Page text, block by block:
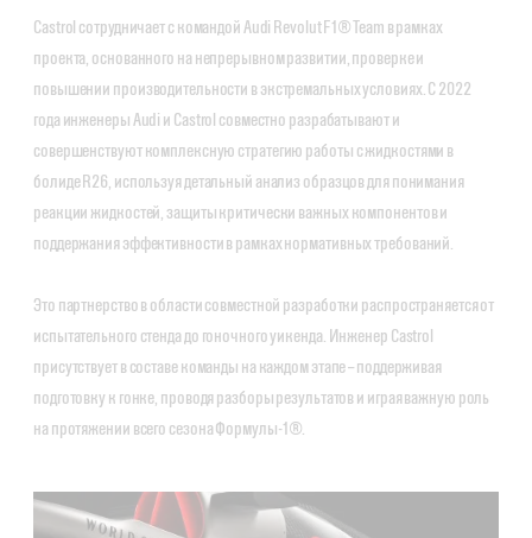
Castrol сотрудничает с командой Audi Revolut F1® Team в рамках
проекта, основанного на непрерывном развитии, проверке и
повышении производительности в экстремальных условиях. С 2022
года инженеры Audi и Castrol совместно разрабатывают и
совершенствуют комплексную стратегию работы с жидкостями в
болиде R26, используя детальный анализ образцов для понимания
реакции жидкостей, защиты критически важных компонентов и
поддержания эффективности в рамках нормативных требований.
Это партнерство в области совместной разработки распространяется от
испытательного стенда до гоночного уикенда. Инженер Castrol
присутствует в составе команды на каждом этапе – поддерживая
подготовку к гонке, проводя разборы результатов и играя важную роль
на протяжении всего сезона Формулы-1®.